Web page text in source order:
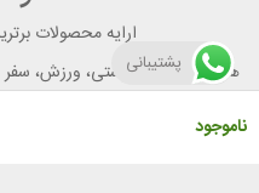
ناموجود
ارایه محصولات
هر آنچه برای تندرستی، ورزش، سفر و
پشتیبانی